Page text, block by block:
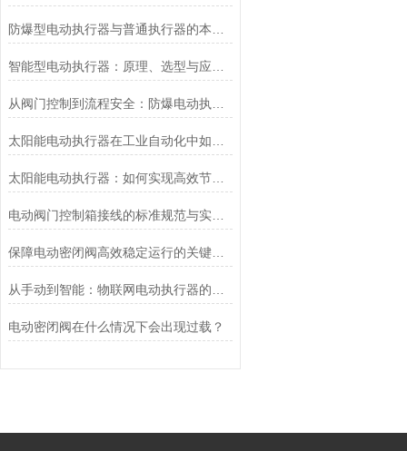
太阳能电动执行器：如何实现高效节能的自动化控制？
保障电动密闭阀高效稳定运行的关键举措
电动密闭阀在什么情况下会出现过载？